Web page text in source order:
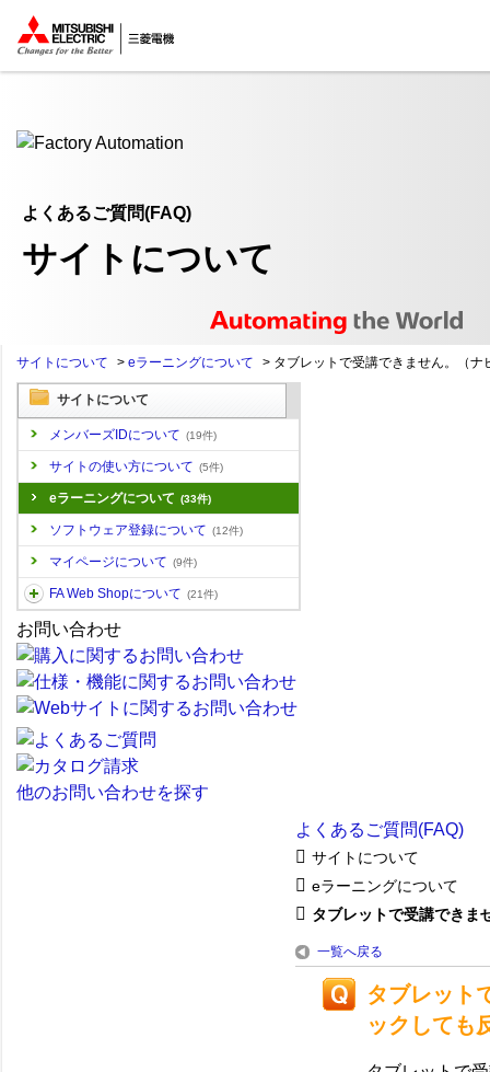
ここから本文
よくあるご質問(FAQ)
サイトについて
サイトについて > eラーニングについて > タブレットで受講できません。（ナ
サイトについて
メンバーズIDについて (19件)
サイトの使い方について (5件)
eラーニングについて (33件)
ソフトウェア登録について (12件)
マイページについて (9件)
FA Web Shopについて (21件)
お問い合わせ
他のお問い合わせを探す
よくあるご質問(FAQ)
サイトについて
eラーニングについて
タブレットで受講できま
一覧へ戻る
タブレット
ックしても